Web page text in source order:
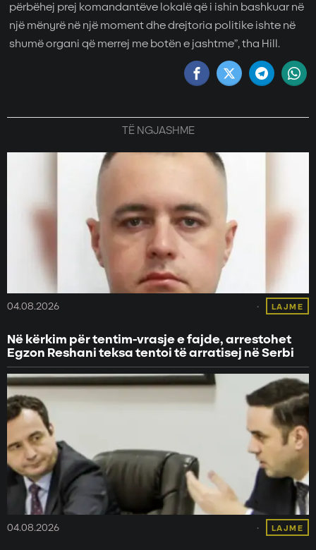
përbëhej prej komandantëve lokalë që i ishin bashkuar në
një mënyrë në një moment dhe drejtoria politike ishte në
shumë organi që merrej me botën e jashtme”, tha Hill.
TË NGJASHME
04.08.2026 LAJME
Në kërkim për tentim-vrasje e fajde, arrestohet
Egzon Reshani teksa tentoi të arratisej në Serbi
04.08.2026 LAJME